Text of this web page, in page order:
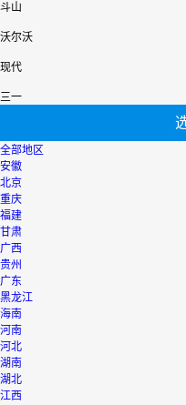
斗山
沃尔沃
现代
三一
全部地区
安徽
北京
重庆
福建
甘肃
广西
贵州
广东
黑龙江
海南
河南
河北
湖南
湖北
江西